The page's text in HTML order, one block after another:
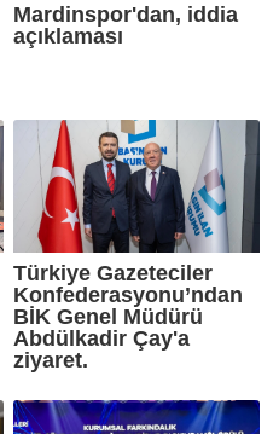
Mardinspor'dan, iddia
açıklaması
Türkiye Gazeteciler
Konfederasyonu’ndan
BİK Genel Müdürü
Abdülkadir Çay'a
ziyaret.